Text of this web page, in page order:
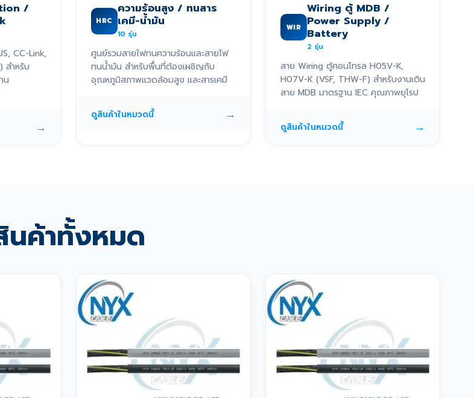
/
CC-Link,
สำหรับ
น
→
HRC
ความร้อนสูง / ทนสาร
เคมี-น้ำมัน
10 รุ่น
ศูนย์รวมสายไฟทนความร้อนและสายไฟ
ทนน้ำมัน สำหรับพื้นที่ต้องเผชิญกับ
อุณหภูมิสภาพแวดล้อมสูง และสารเคมี
ดูสินค้าในหมวดนี้ →
WIR
Wiring ตู้ MDB /
Power Supply /
Battery
2 รุ่น
สาย Wiring ตู้คอนโทรล H05V-K,
H07V-K (VSF, THW-F) สำหรับงานเดิน
สาย MDB มาตรฐาน IEC คุณภาพยุโรป
ดูสินค้าในหมวดนี้ →
นค้าทั้งหมด